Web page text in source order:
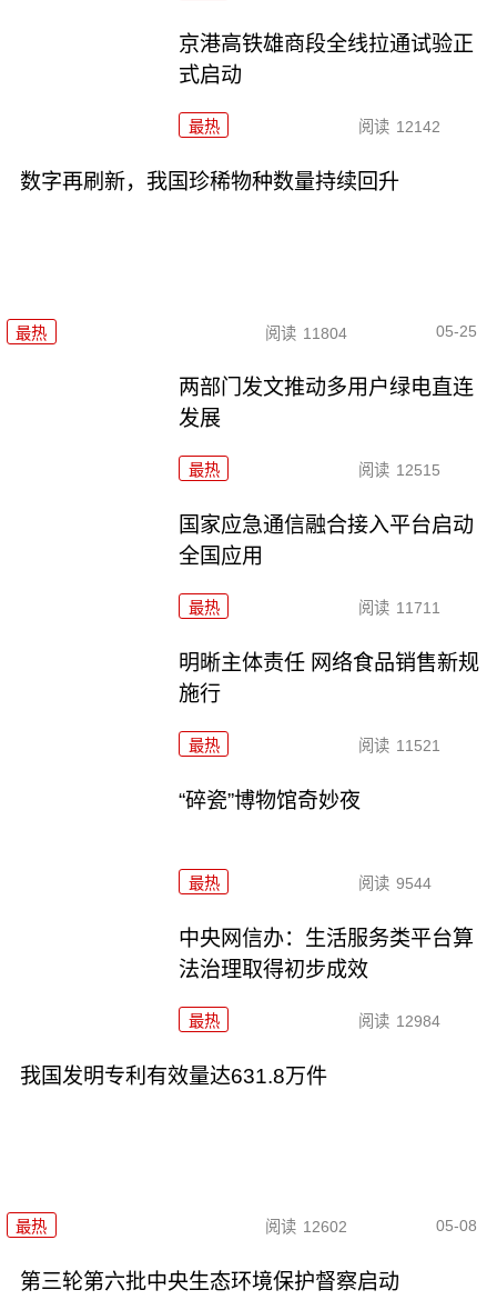
京港高铁雄商段全线拉通试验正
式启动
最热 阅读 12142
数字再刷新，我国珍稀物种数量持续回升
最热 阅读 11804 05-25
两部门发文推动多用户绿电直连
发展
最热 阅读 12515
国家应急通信融合接入平台启动
全国应用
最热 阅读 11711
明晰主体责任 网络食品销售新规
施行
最热 阅读 11521
“碎瓷”博物馆奇妙夜
最热 阅读 9544
中央网信办：生活服务类平台算
法治理取得初步成效
最热 阅读 12984
我国发明专利有效量达631.8万件
最热 阅读 12602 05-08
第三轮第六批中央生态环境保护督察启动